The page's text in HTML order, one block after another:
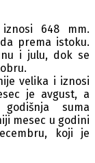
648 mm.
prema istoku.
i julu, dok se
velika i iznosi
je avgust, a
suma
mesec u godini
koji je